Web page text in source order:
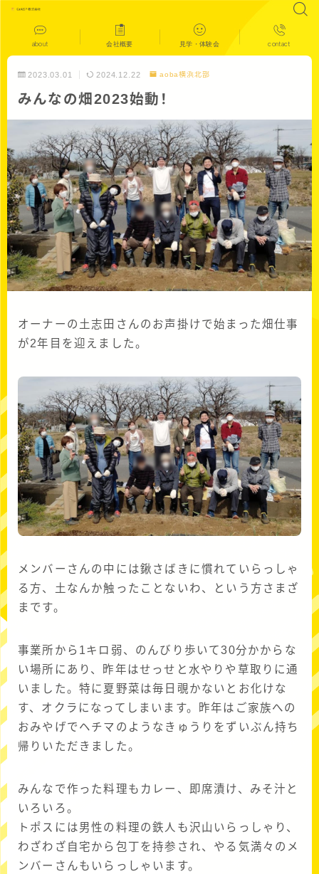
about 会社概要 見学・体験会 contact
2023.03.01 2024.12.22 aoba横浜北部
みんなの畑2023始動！
オーナーの土志田さんのお声掛けで始まった畑仕事
が2年目を迎えました。
メンバーさんの中には鍬さばきに慣れていらっしゃ
る方、土なんか触ったことないわ、という方さまざ
まです。
事業所から1キロ弱、のんびり歩いて30分かからな
い場所にあり、昨年はせっせと水やりや草取りに通
いました。特に夏野菜は毎日覗かないとお化けな
す、オクラになってしまいます。昨年はご家族への
おみやげでヘチマのようなきゅうりをずいぶん持ち
帰りいただきました。
みんなで作った料理もカレー、即席漬け、みそ汁と
いろいろ。
トポスには男性の料理の鉄人も沢山いらっしゃり、
わざわざ自宅から包丁を持参され、やる気満々のメ
ンバーさんもいらっしゃいます。